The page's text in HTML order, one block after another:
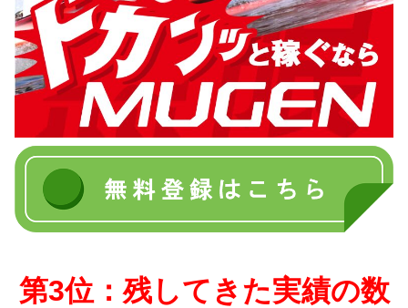
第3位：残してきた実績の数